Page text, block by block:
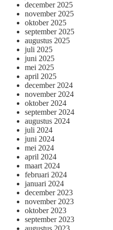
december 2025
november 2025
oktober 2025
september 2025
augustus 2025
juli 2025
juni 2025
mei 2025
april 2025
december 2024
november 2024
oktober 2024
september 2024
augustus 2024
juli 2024
juni 2024
mei 2024
april 2024
maart 2024
februari 2024
januari 2024
december 2023
november 2023
oktober 2023
september 2023
augustus 2023